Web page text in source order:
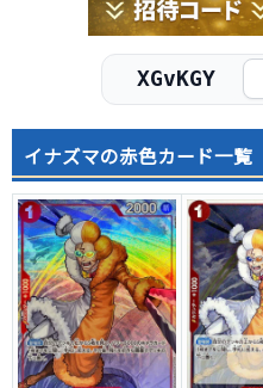
XGvKGY
イナズマの赤色カード一覧